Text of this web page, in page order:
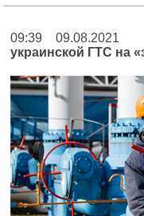
09:39 09.08.2021
украинской ГТС на